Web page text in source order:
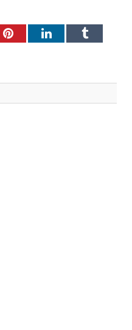
PinterestLinkedInTumblr